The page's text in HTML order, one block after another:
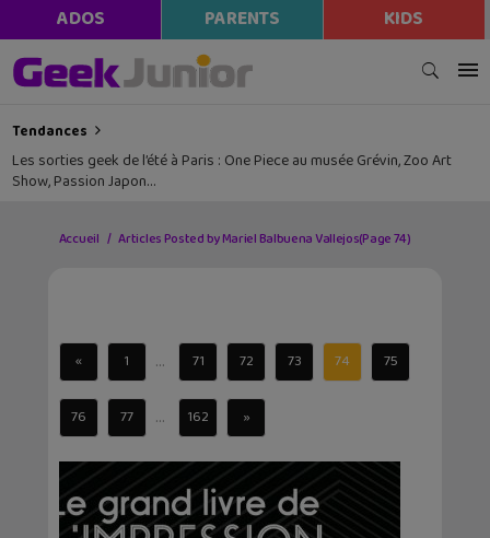
ADOS PARENTS KIDS
Tendances
Les sorties geek de l’été à Paris : One Piece au musée Grévin, Zoo Art
Show, Passion Japon…
Accueil Articles Posted by Mariel Balbuena Vallejos(Page 74)
« 1 ... 71 72 73 74 75
76 77 ... 162 »